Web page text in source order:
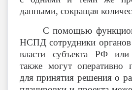
данными, сокращая
С помощью
НСПД сотрудники органов
власти субъекта РФ или
также могут оперативно
для принятия решения о